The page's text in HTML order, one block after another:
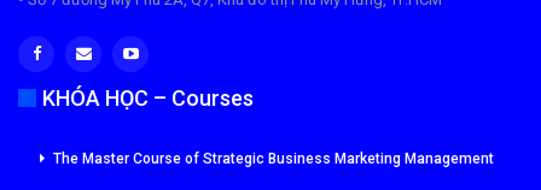
KHÓA HỌC – Courses
The Master Course of Strategic Business Marketing Management